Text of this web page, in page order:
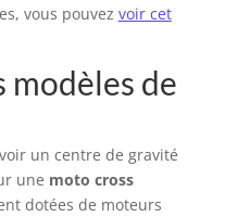
vous pouvez voir cet
modèles de
un centre de gravité
une moto cross
dotées de moteurs